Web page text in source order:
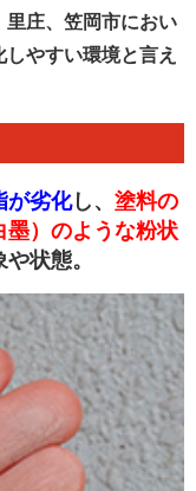
里庄、笠岡市におい
やすい環境と言え
が劣化し、 塗料の
墨）のような粉状
状態。